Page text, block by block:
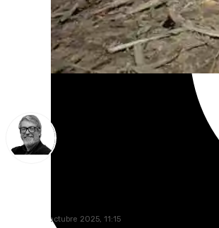
viernes, 10 octubre 2025, 11:15